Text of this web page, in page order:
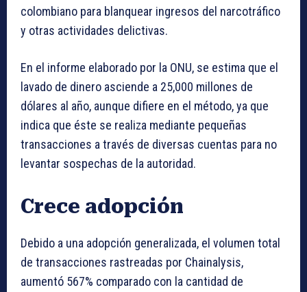
colombiano para blanquear ingresos del narcotráfico
y otras actividades delictivas.
En el informe elaborado por la ONU, se estima que el
lavado de dinero asciende a 25,000 millones de
dólares al año, aunque difiere en el método, ya que
indica que éste se realiza mediante pequeñas
transacciones a través de diversas cuentas para no
levantar sospechas de la autoridad.
Crece adopción
Debido a una adopción generalizada, el volumen total
de transacciones rastreadas por Chainalysis,
aumentó 567% comparado con la cantidad de